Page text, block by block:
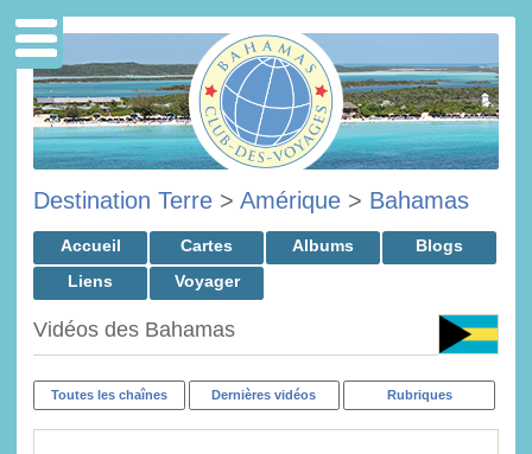
Destination Terre > Amérique > Bahamas
Accueil Cartes Albums
Blogs
Liens
Voyager
Vidéos des Bahamas
Toutes les chaînes Dernières vidéos Rubriques